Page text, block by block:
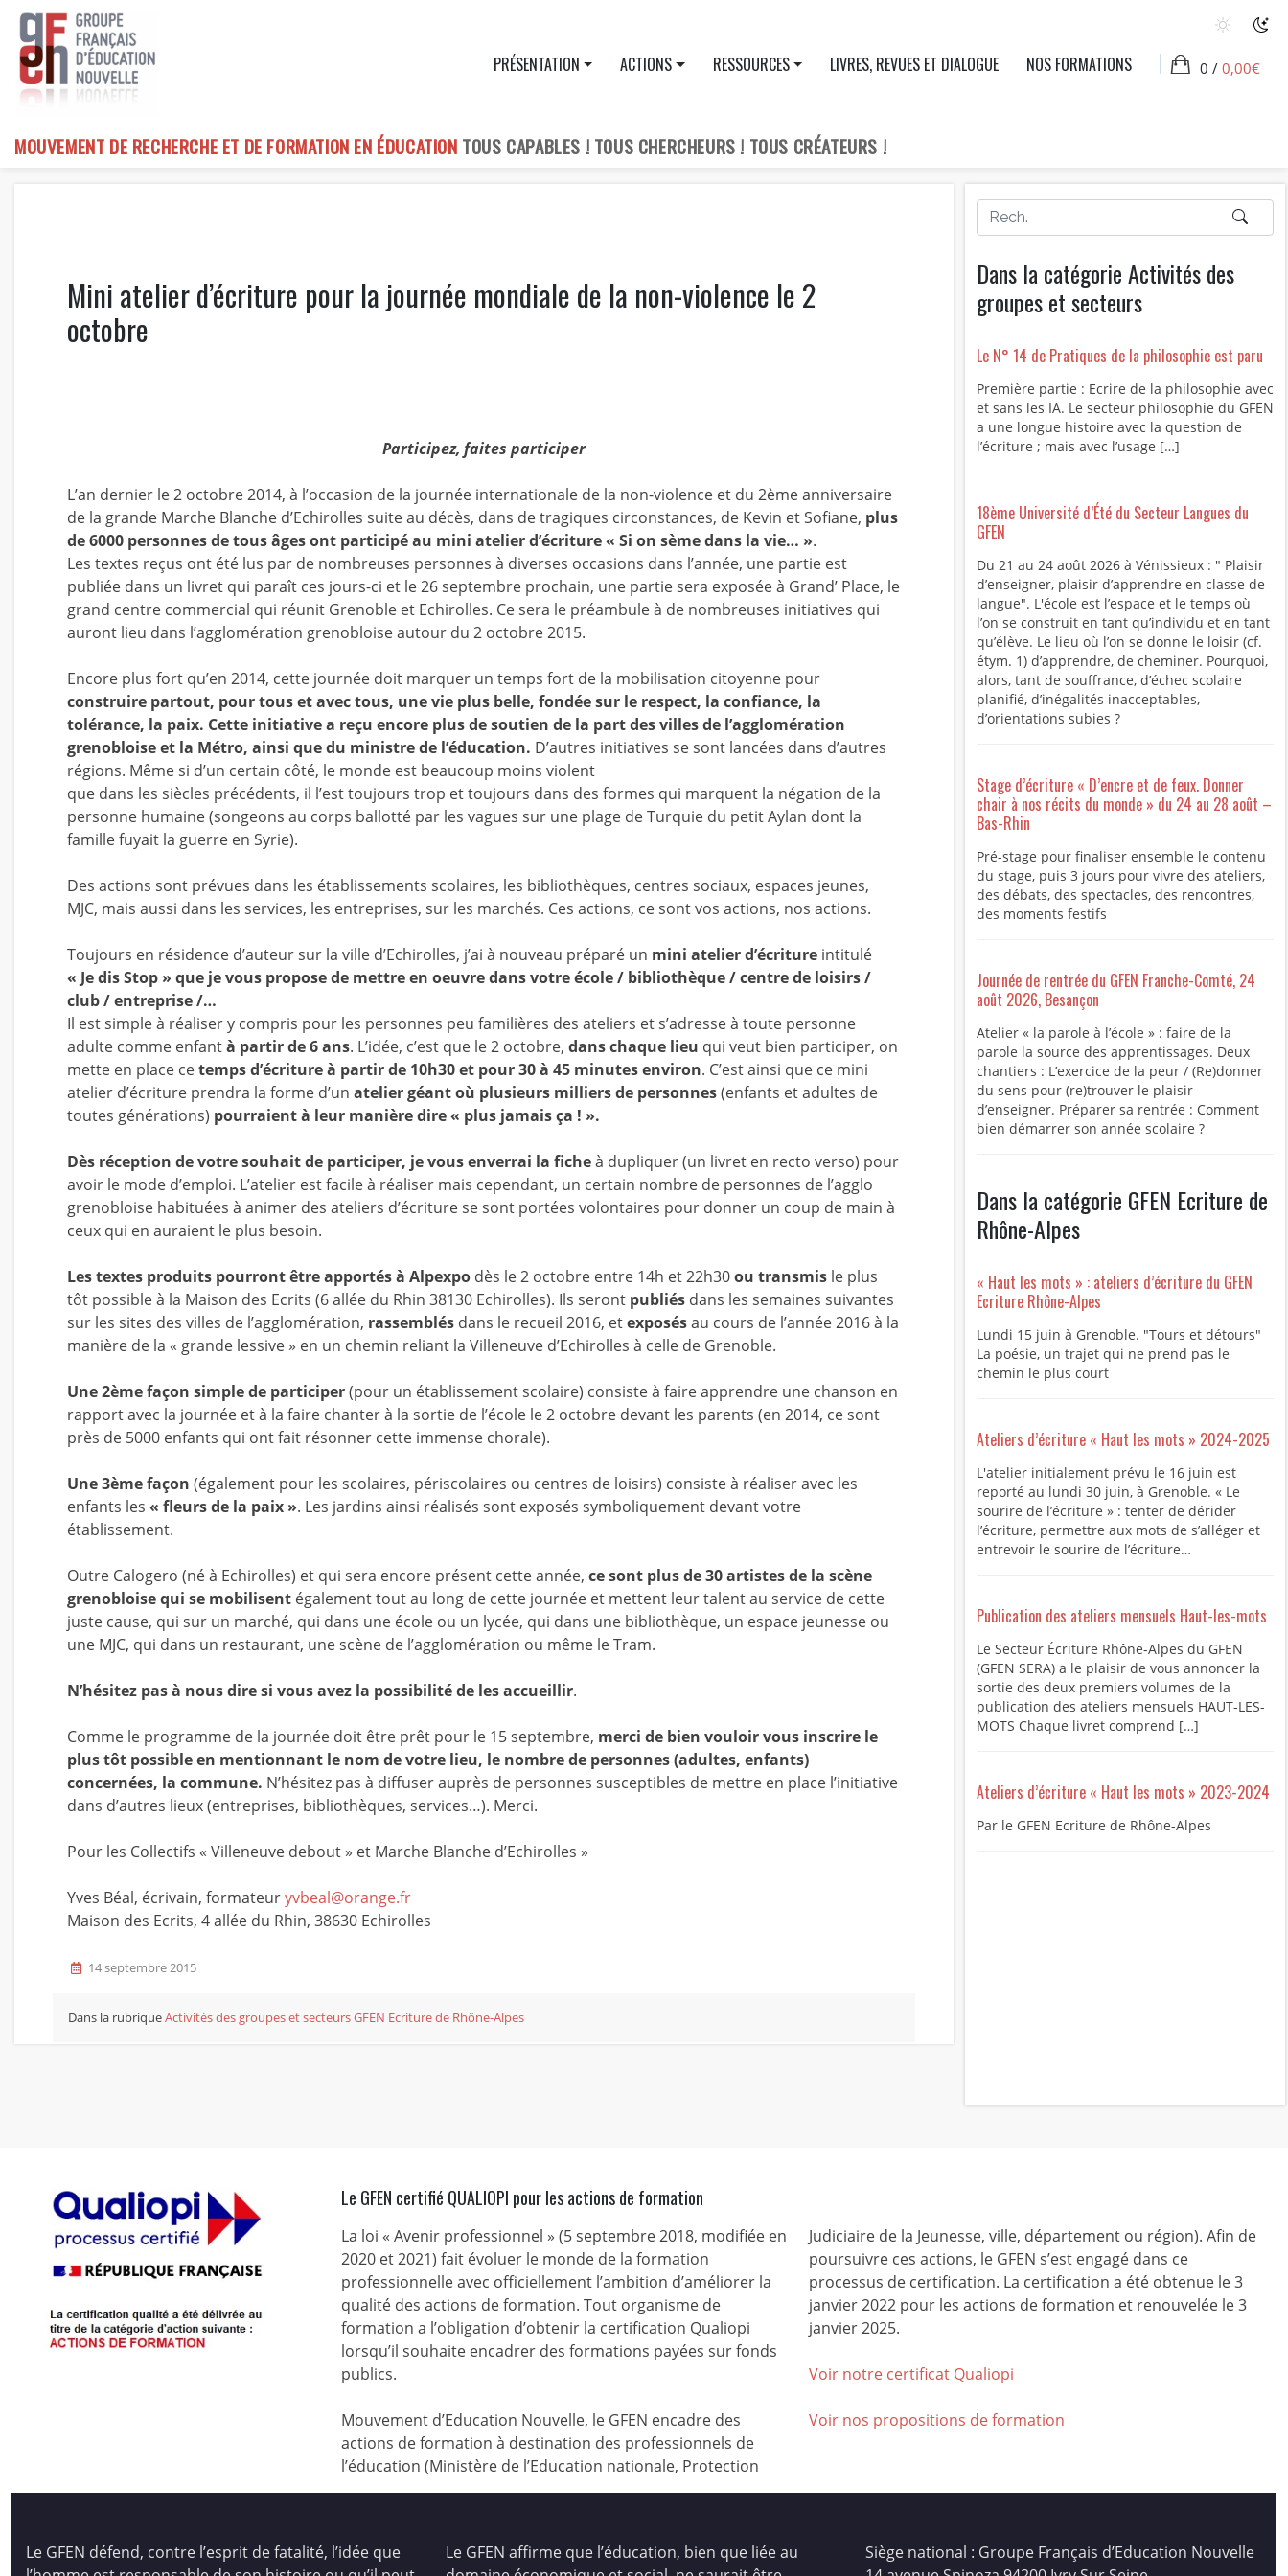
Skip
content
MOUVEMENT DE RECHERCHE ET DE FORMATION EN ÉDUCATION TOUS CAPABLES ! TOUS CHERCHEURS ! TOUS CRÉATEURS !
PRÉSENTATION ACTIONS RESSOURCES LIVRES, REVUES ET DIALOGUE NOS FORMATIONS 0 / 0,00€
Mini atelier d’écriture pour la journée mondiale de la non-violence le 2
octobre
Participez, faites participer
L’an dernier le 2 octobre 2014, à l’occasion de la journée internationale de la non-violence et du 2ème anniversaire
de la grande Marche Blanche d’Echirolles suite au décès, dans de tragiques circonstances, de Kevin et Sofiane, plus
de 6000 personnes de tous âges ont participé au mini atelier d’écriture « Si on sème dans la vie… ».
Les textes reçus ont été lus par de nombreuses personnes à diverses occasions dans l’année, une partie est
publiée dans un livret qui paraît ces jours-ci et le 26 septembre prochain, une partie sera exposée à Grand’ Place, le
grand centre commercial qui réunit Grenoble et Echirolles. Ce sera le préambule à de nombreuses initiatives qui
auront lieu dans l’agglomération grenobloise autour du 2 octobre 2015.
Encore plus fort qu’en 2014, cette journée doit marquer un temps fort de la mobilisation citoyenne pour
construire partout, pour tous et avec tous, une vie plus belle, fondée sur le respect, la confiance, la
tolérance, la paix. Cette initiative a reçu encore plus de soutien de la part des villes de l’agglomération
grenobloise et la Métro, ainsi que du ministre de l’éducation. D’autres initiatives se sont lancées dans d’autres
régions. Même si d’un certain côté, le monde est beaucoup moins violent
que dans les siècles précédents, il l’est toujours trop et toujours dans des formes qui marquent la négation de la
personne humaine (songeons au corps ballotté par les vagues sur une plage de Turquie du petit Aylan dont la
famille fuyait la guerre en Syrie).
Des actions sont prévues dans les établissements scolaires, les bibliothèques, centres sociaux, espaces jeunes,
MJC, mais aussi dans les services, les entreprises, sur les marchés. Ces actions, ce sont vos actions, nos actions.
Toujours en résidence d’auteur sur la ville d’Echirolles, j’ai à nouveau préparé un mini atelier d’écriture intitulé
« Je dis Stop » que je vous propose de mettre en oeuvre dans votre école / bibliothèque / centre de loisirs /
club / entreprise /…
Il est simple à réaliser y compris pour les personnes peu familières des ateliers et s’adresse à toute personne
adulte comme enfantà partir de 6 ans. L’idée, c’est que le 2 octobre, dans chaque lieu qui veut bien participer, on
mette en place cetemps d’écriture à partir de 10h30 et pour 30 à 45 minutes environ. C’est ainsi que ce mini
atelier d’écriture prendra la forme d’un atelier géant où plusieurs milliers de personnes(enfants et adultes de
toutes générations) pourraient à leur manière dire « plus jamais ça ! ».
Dès réception de votre souhait de participer, je vous enverrai la ficheà dupliquer (un livret en recto verso) pour
avoir le mode d’emploi. L’atelier est facile à réaliser mais cependant, un certain nombre de personnes de l’agglo
grenobloise habituées à animer des ateliers d’écriture se sont portées volontaires pour donner un coup de main à
ceux qui en auraient le plus besoin.
Les textes produits pourront être apportés à Alpexpo dès le 2 octobre entre 14h et 22h30ou transmis le plus
tôt possible à la Maison des Ecrits (6 allée du Rhin 38130 Echirolles). Ils seront publiés dans les semaines suivantes
sur les sites des villes de l’agglomération, rassemblés dans le recueil 2016, etexposésau cours de l’année 2016 à la
manière de la « grande lessive » en un chemin reliant la Villeneuve d’Echirolles à celle de Grenoble.
Une 2ème façon simple de participer(pour un établissement scolaire) consiste à faire apprendre une chanson en
rapport avec la journée et à la faire chanter à la sortie de l’école le 2 octobre devant les parents (en 2014, ce sont
près de 5000 enfants qui ont fait résonner cette immense chorale).
Une 3ème façon (également pour les scolaires, périscolaires ou centres de loisirs) consiste à réaliser avec les
enfants les « fleurs de la paix ». Les jardins ainsi réalisés sont exposés symboliquement devant votre
établissement.
Outre Calogero (né à Echirolles) et qui sera encore présent cette année, ce sont plus de 30 artistes de la scène
grenobloise qui se mobilisent également tout au long de cette journée et mettent leur talent au service de cette
juste cause, qui sur un marché, qui dans une école ou un lycée, qui dans une bibliothèque, un espace jeunesse ou
une MJC, qui dans un restaurant, une scène de l’agglomération ou même le Tram.
N’hésitez pas à nous dire si vous avez la possibilité de les accueillir.
Comme le programme de la journée doit être prêt pour le 15 septembre, merci de bien vouloir vous inscrire le
plus tôt possible en mentionnant le nom de votre lieu, le nombre de personnes (adultes, enfants)
concernées, la commune. N’hésitez pas à diffuser auprès de personnes susceptibles de mettre en place l’initiative
dans d’autres lieux (entreprises, bibliothèques, services…). Merci.
Pour les Collectifs « Villeneuve debout » et Marche Blanche d’Echirolles »
Yves Béal, écrivain, formateuryvbeal@orange.fr
Maison des Ecrits, 4 allée du Rhin, 38630 Echirolles
14 septembre 2015
Dans la rubriqueActivités des groupes et secteursGFEN Ecriture de Rhône-Alpes
Dans la catégorie Activités des
groupes et secteurs
Le N° 14 de Pratiques de la philosophie est paru
Première partie : Ecrire de la philosophie avec
et sans les IA. Le secteur philosophie du GFEN
a une longue histoire avec la question de
l’écriture ; mais avec l’usage […]
18ème Université d’Été du Secteur Langues du
GFEN
Du 21 au 24 août 2026 à Vénissieux : " Plaisir
d’enseigner, plaisir d’apprendre en classe de
langue". L'école est l’espace et le temps où
l’on se construit en tant qu’individu et en tant
qu’élève. Le lieu où l’on se donne le loisir (cf.
étym. 1) d’apprendre, de cheminer. Pourquoi,
alors, tant de souffrance, d’échec scolaire
planifié, d’inégalités inacceptables,
d’orientations subies ?
Stage d’écriture « D’encre et de feux. Donner
chair à nos récits du monde » du 24 au 28 août –
Bas-Rhin
Pré-stage pour finaliser ensemble le contenu
du stage, puis 3 jours pour vivre des ateliers,
des débats, des spectacles, des rencontres,
des moments festifs
Journée de rentrée du GFEN Franche-Comté, 24
août 2026, Besançon
Atelier « la parole à l’école » : faire de la
parole la source des apprentissages. Deux
chantiers : L’exercice de la peur / (Re)donner
du sens pour (re)trouver le plaisir
d’enseigner. Préparer sa rentrée : Comment
bien démarrer son année scolaire ?
Dans la catégorie GFEN Ecriture de
Rhône-Alpes
« Haut les mots » : ateliers d’écriture du GFEN
Ecriture Rhône-Alpes
Lundi 15 juin à Grenoble. "Tours et détours"
La poésie, un trajet qui ne prend pas le
chemin le plus court
Ateliers d’écriture « Haut les mots » 2024-2025
L'atelier initialement prévu le 16 juin est
reporté au lundi 30 juin, à Grenoble. « Le
sourire de l’écriture » : tenter de dérider
l’écriture, permettre aux mots de s’alléger et
entrevoir le sourire de l’écriture…
Publication des ateliers mensuels Haut-les-mots
Le Secteur Écriture Rhône-Alpes du GFEN
(GFEN SERA) a le plaisir de vous annoncer la
sortie des deux premiers volumes de la
publication des ateliers mensuels HAUT-LES-
MOTS Chaque livret comprend […]
Ateliers d’écriture « Haut les mots » 2023-2024
Par le GFEN Ecriture de Rhône-Alpes
Le GFEN certifié QUALIOPI pour les actions de formation
La loi « Avenir professionnel » (5 septembre 2018, modifiée en
2020 et 2021) fait évoluer le monde de la formation
professionnelle avec officiellement l’ambition d’améliorer la
qualité des actions de formation. Tout organisme de
formation a l’obligation d’obtenir la certification Qualiopi
lorsqu’il souhaite encadrer des formations payées sur fonds
publics.
Mouvement d’Education Nouvelle, le GFEN encadre des
actions de formation à destination des professionnels de
l’éducation (Ministère de l’Education nationale, Protection
Judiciaire de la Jeunesse, ville, département ou région). Afin de
poursuivre ces actions, le GFEN s’est engagé dans ce
processus de certification. La certification a été obtenue le 3
janvier 2022 pour les actions de formation et renouvelée le 3
janvier 2025.
Voir notre certificat Qualiopi
Voir nos propositions de formation
Le GFEN défend, contre l’esprit de fatalité, l’idée que
Le GFEN affirme que l’éducation, bien que liée au
Siège national : Groupe Français d’Education Nouvelle